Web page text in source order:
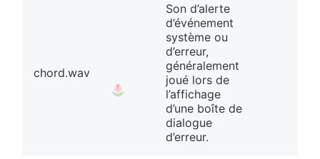
chord.wav
Son d’alerte
d’événement
système ou
d’erreur,
généralement
joué lors de
l’affichage
d’une boîte de
dialogue
d’erreur.